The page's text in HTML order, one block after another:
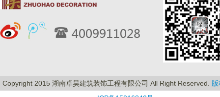
Copyright 2015 湖南卓昊建筑装饰工程有限公司 All Right Reserved.